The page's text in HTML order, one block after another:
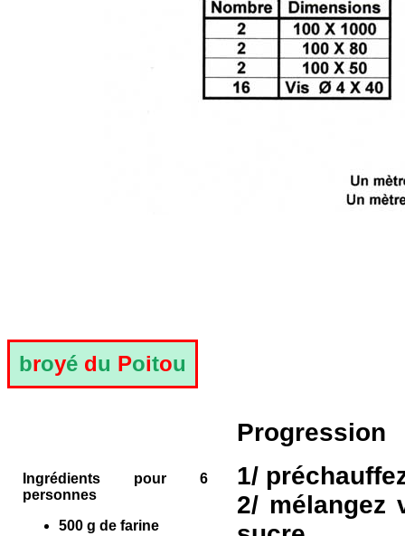
broyé du Poitou
Ingrédients pour 6
personnes
500 g de farine
Progression
1/
2/ mélangez